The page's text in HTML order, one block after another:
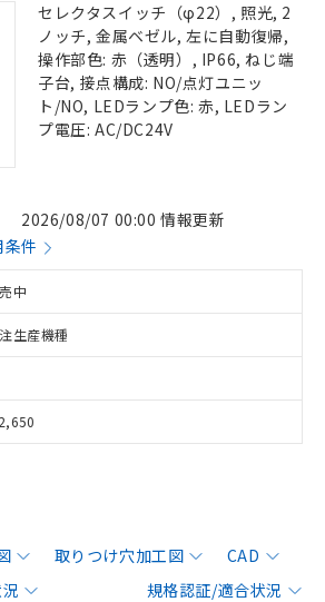
セレクタスイッチ（φ22）, 照光, 2
ノッチ, 金属ベゼル, 左に自動復帰,
操作部色: 赤（透明）, IP66, ねじ端
子台, 接点構成: NO/点灯ユニッ
ト/NO, LEDランプ色: 赤, LEDラン
プ電圧: AC/DC24V
2026/08/07 00:00 情報更新
件
中
生産機種
取りつけ穴加工図
CAD
規格認証/適合状況